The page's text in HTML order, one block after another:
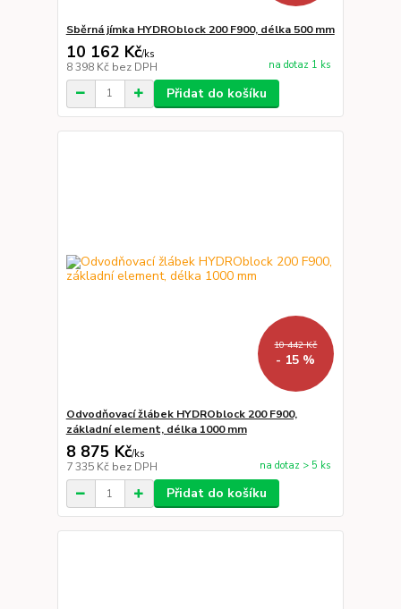
Sběrná jímka HYDROblock 200 F900, délka 500 mm
10 162 Kč/ks
8 398 Kč bez DPH na dotaz 1 ks
Přidat do košíku
10 442 Kč
- 15 %
Odvodňovací žlábek HYDROblock 200 F900,
základní element, délka 1000 mm
8 875 Kč/ks
7 335 Kč bez DPH na dotaz > 5 ks
Přidat do košíku